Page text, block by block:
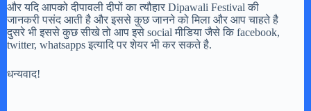
और यदि आपको दीपावली दीपों का त्यौहार Dipawali Festival की
जानकरी पसंद आती है और इससे कुछ जानने को मिला और आप चाहते है
दुसरे भी इससे कुछ सीखे तो आप इसे social मीडिया जैसे कि facebook,
twitter, whatsapps इत्यादि पर शेयर भी कर सकते है.
धन्यवाद!